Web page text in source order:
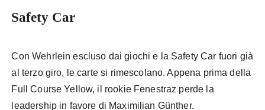
Safety Car
Con Wehrlein escluso dai giochi e la Safety Car fuori già
al terzo giro, le carte si rimescolano. Appena prima della
Full Course Yellow, il rookie Fenestraz perde la
leadership in favore di Maximilian Günther.